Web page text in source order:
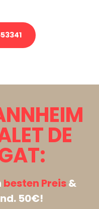
DE
besten Preis&
50€!